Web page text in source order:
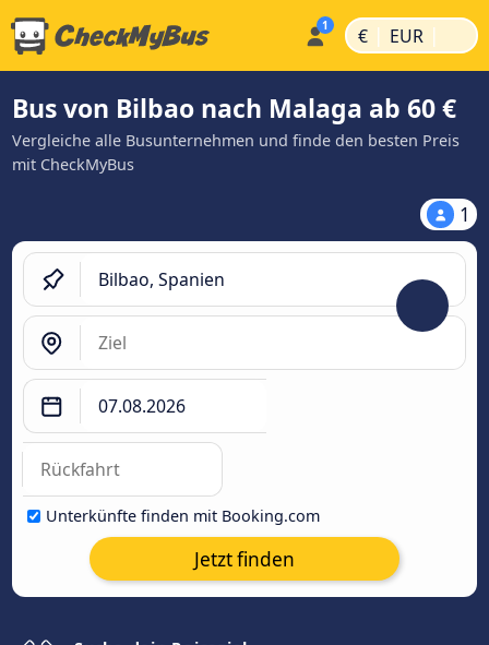
€ | EUR |
Bus von Bilbao nach Malaga ab 60 €
Vergleiche alle Busunternehmen und finde den besten Preis
mit CheckMyBus
1
Unterkünfte finden mit Booking.com
Jetzt finden